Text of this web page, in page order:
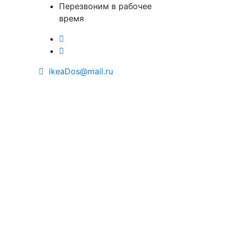
Перезвоним в рабочее
время
ikeaDos@mail.ru